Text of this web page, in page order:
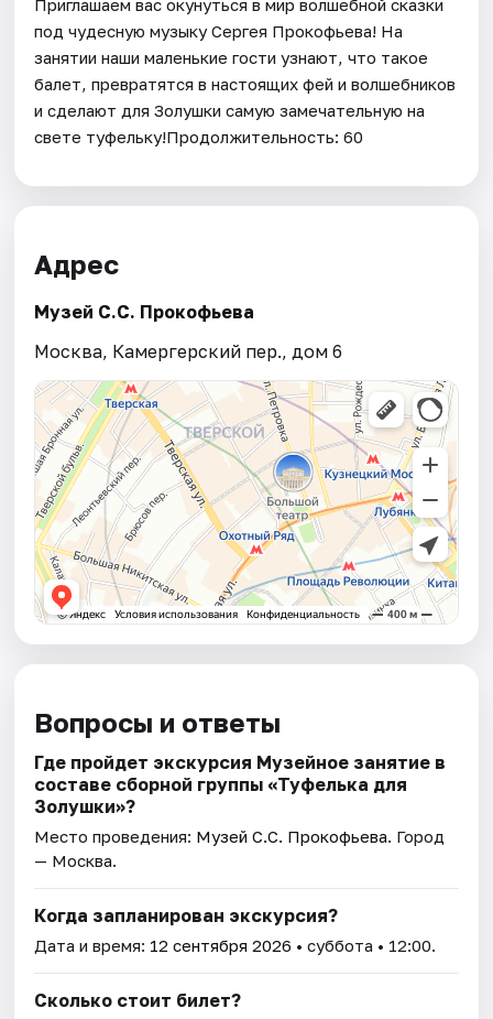
Приглашаем вас окунуться в мир волшебной сказки
под чудесную музыку Сергея Прокофьева! На
занятии наши маленькие гости узнают, что такое
балет, превратятся в настоящих фей и волшебников
и сделают для Золушки самую замечательную на
свете туфельку!Продолжительность: 60
Адрес
Музей С.С. Прокофьева
Москва, Камергерский пер., дом 6
Вопросы и ответы
Где пройдет экскурсия Музейное занятие в
составе сборной группы «Туфелька для
Золушки»?
Место проведения: Музей С.С. Прокофьева. Город
— Москва.
Когда запланирован экскурсия?
Дата и время: 12 сентября 2026 • суббота • 12:00.
Сколько стоит билет?